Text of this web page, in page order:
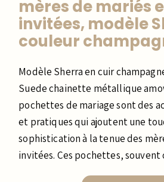
mères de mariés
invitées, modèle
couleur
Modèle Sherra en cuir
Suede chainette métallique
pochettes de mariage sont des
et pratiques qui ajoutent une
sophistication à la tenue des
invitées. Ces pochettes, souvent